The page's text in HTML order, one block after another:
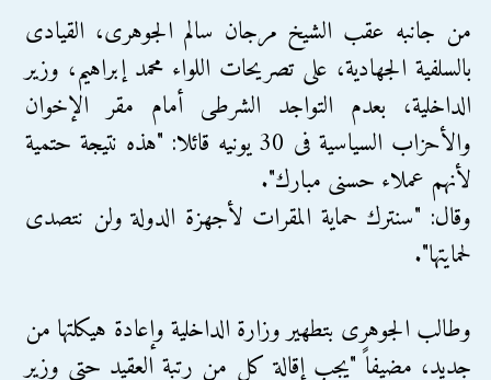
من جانبه عقب الشيخ مرجان سالم الجوهرى، القيادى
بالسلفية الجهادية، على تصريحات اللواء محمد إبراهيم، وزير
الداخلية، بعدم التواجد الشرطى أمام مقر الإخوان
والأحزاب السياسية فى 30 يونيه قائلا: "هذه نتيجة حتمية
لأنهم عملاء حسنى مبارك".
وقال: "سنترك حماية المقرات لأجهزة الدولة ولن نتصدى
لحمايتها".
وطالب الجوهرى بتطهير وزارة الداخلية وإعادة هيكلتها من
جديد، مضيفاً "يجب إقالة كل من رتبة العقيد حتى وزير